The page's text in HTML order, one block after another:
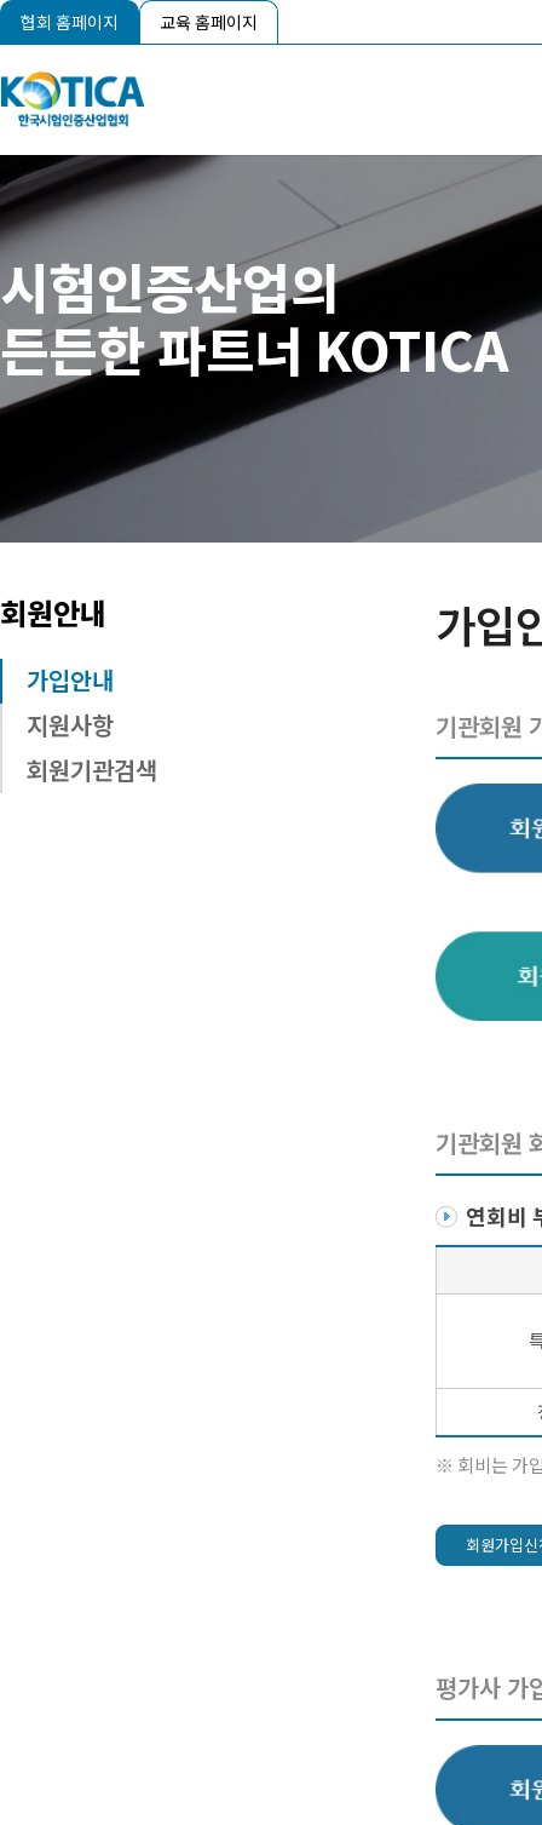
협회 홈페이지 교육 홈페이지
시험인증산업의
든든한 파트너 KOTICA
회원안내
가입안내
지원사항
회원기관검색
가입
기관회원
기관회원
연회비
※ 회비는 가
회원가입
평가사 가